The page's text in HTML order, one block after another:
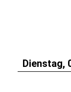
Dienstag,